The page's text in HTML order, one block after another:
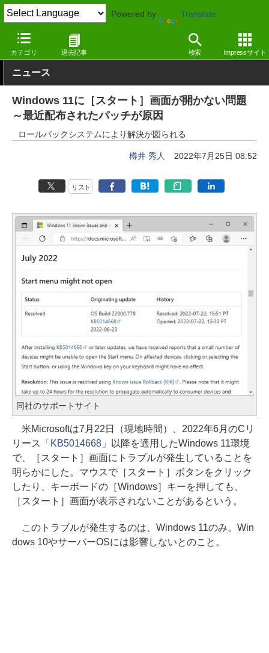
Powered by Translate
カテゴリ 過去記事 検索 Impressサイト
窓の杜 システム・ファイル Windows
ニュース
Windows 11に［スタート］画面が開かない問題
～最近配布されたパッチが原因
ロールバックシステムにより解決が図られる
樽井 秀人 2022年7月25日 08:52
リスト
同社のサポートサイト
米Microsoftは7月22日（現地時間）、2022年6月のCリ
リース
「KB5014668」
以降を適用したWindows 11環境
で、［スタート］画面にトラブルが発生していることを
明らかにした。マウスで［スタート］ボタンをクリック
したり、キーボードの［Windows］キーを押しても、
［スタート］画面が表示されないことがあるという。
このトラブルが発生するのは、Windows 11のみ。Win
dows 10やサーバーOSには影響しないとのこと。